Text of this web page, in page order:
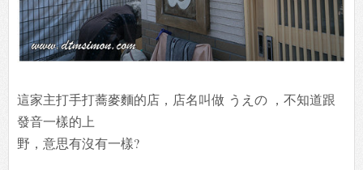
這家主打手打蕎麥麵的店，店名叫做 うえの ，不知道跟
發音一樣的上
野，意思有沒有一樣?